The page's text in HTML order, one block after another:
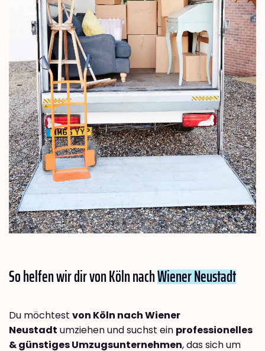
So helfen wir dir von Köln nachWiener Neustadt
Du möchtest von Köln nach Wiener
Neustadt umziehen und suchst ein professionelles
& günstiges Umzugsunternehmen, das sich um